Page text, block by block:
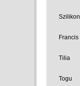
Szilikon
Francis
Tilia
Togu